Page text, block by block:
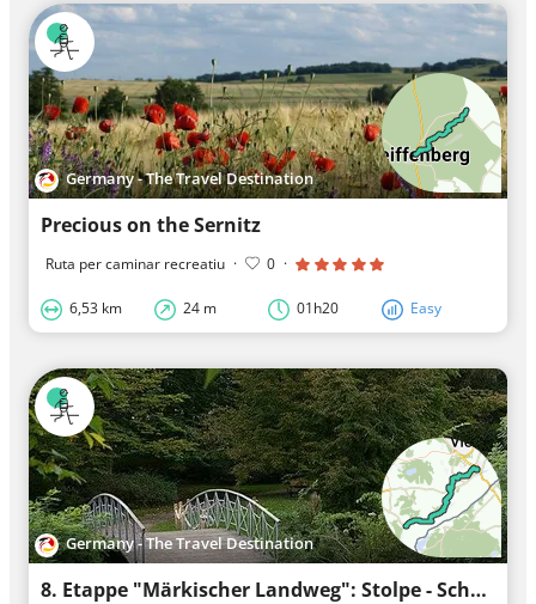
Germany - The Travel Destination
Precious on the Sernitz
Ruta per caminar recreatiu · 0 ·
6,53 km 24 m 01h20 Easy
Germany - The Travel Destination
8. Etappe "Märkischer Landweg": Stolpe - Schwedt (Oder), walking tour